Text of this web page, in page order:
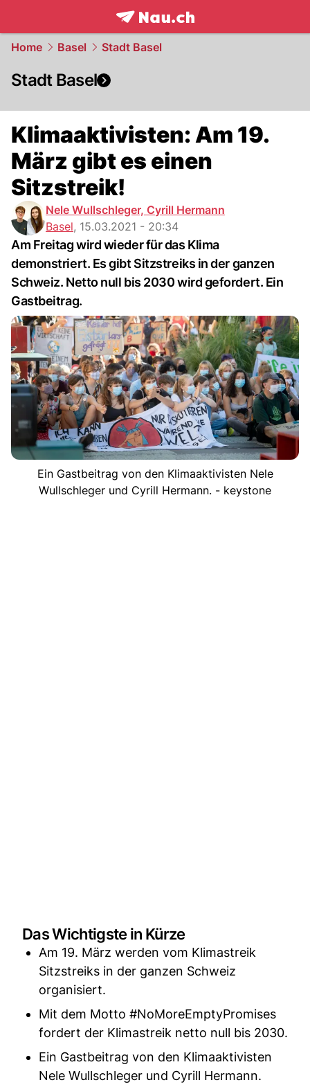
frontpage.NAU.ch
Home Basel Stadt Basel
Stadt Basel
Klimaaktivisten: Am 19.
März gibt es einen
Sitzstreik!
Nele Wullschleger, Cyrill Hermann
Basel, 15.03.2021 - 20:34
Am Freitag wird wieder für das Klima
demonstriert. Es gibt Sitzstreiks in der ganzen
Schweiz. Netto null bis 2030 wird gefordert. Ein
Gastbeitrag.
Ein Gastbeitrag von den Klimaaktivisten Nele
Wullschleger und Cyrill Hermann. - keystone
Das Wichtigste in Kürze
Am 19. März werden vom Klimastreik
Sitzstreiks in der ganzen Schweiz
organisiert.
Mit dem Motto #NoMoreEmptyPromises
fordert der Klimastreik netto null bis 2030.
Ein Gastbeitrag von den Klimaaktivisten
Nele Wullschleger und Cyrill Hermann.